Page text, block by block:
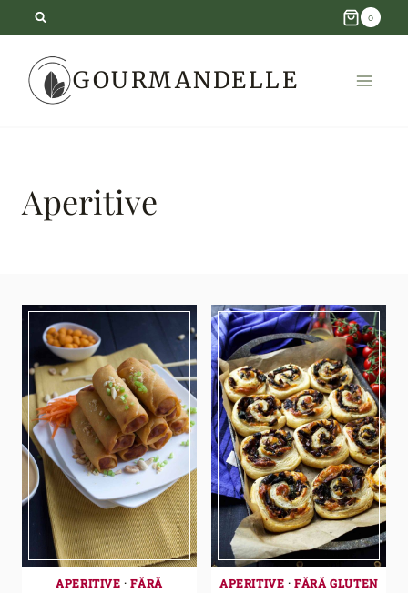
content
0
GOURMANDELLE
Aperitive
APERITIVE ·FĂRĂ
APERITIVE ·FĂRĂ GLUTEN